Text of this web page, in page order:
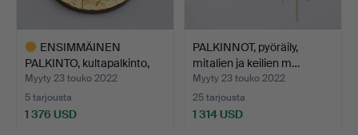
ENSIMMÄINEN
PALKINTO, kultapalkinto,
pyörä…
Myyty 23 touko 2022
5 tarjousta
1 376 USD
PALKINNOT, pyöräily,
mitalien ja keilien m…
Myyty 23 touko 2022
25 tarjousta
1 314 USD